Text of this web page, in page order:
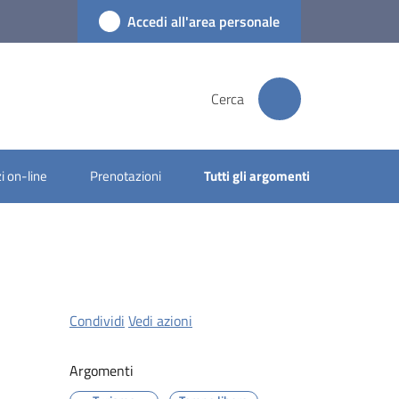
Accedi all'area personale
Cerca
on-line Prenotazioni Tutti gli argomenti
Condividi Vedi azioni
Argomenti